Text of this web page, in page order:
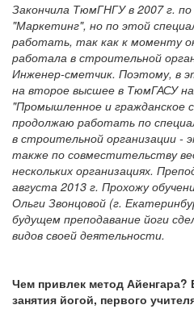
Закончила ТюмГНГУ в 2007 г.
"Маркетинг", но по этой
работать, так как к моменту
работала в строительной
Инженер-сметчик. Поэтому, в
на второе высшее в ТюмГАСУ
"Промышленное и гражданское
продолжаю работать по
в строительной организации -
также по совместительству
нескольких организациях.
августа 2013 г. Прохожу
Ольги Звонцовой (г.
будущем преподавание йоги
видов своей деятельности.
Чем привлек метод
занятия йогой, первого